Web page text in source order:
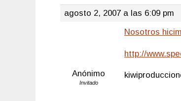
agosto 2, 2007 a las 6:09 pm
Anónimo
Invitado
Nosotros
http://